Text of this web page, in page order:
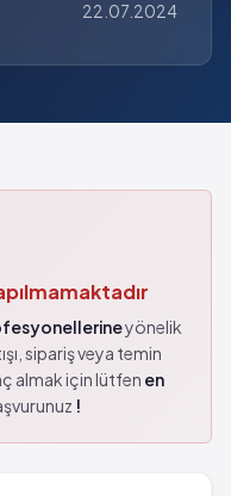
22.07.2024
yönelik
sipariş veya temin
almak için lütfen en
!